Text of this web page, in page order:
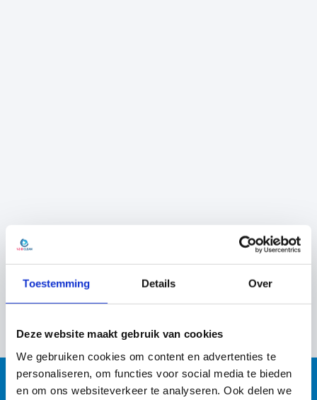
Toestemming Details Over
Deze website maakt gebruik van cookies
We gebruiken cookies om content en advertenties te
personaliseren, om functies voor social media te bieden
en om ons websiteverkeer te analyseren. Ook delen we